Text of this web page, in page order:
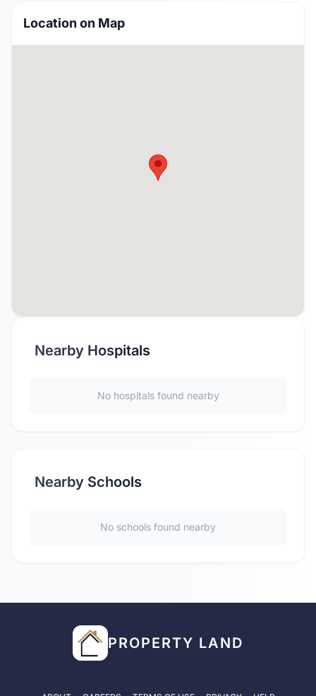
Location on Map
Nearby Hospitals
No hospitals found nearby
Nearby Schools
No schools found nearby
PROPERTY LAND